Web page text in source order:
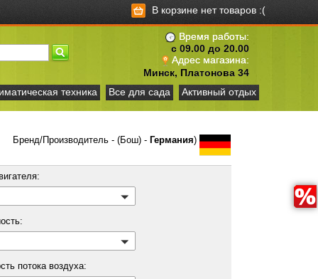
В корзине нет товаров :(
Время работы:
с 09.00 до 20.00
Адрес магазина:
Минск, Платонова 34
техника Все для сада Активный отдых
Бренд/Производитель - (Бош) - Германия)
потока воздуха: